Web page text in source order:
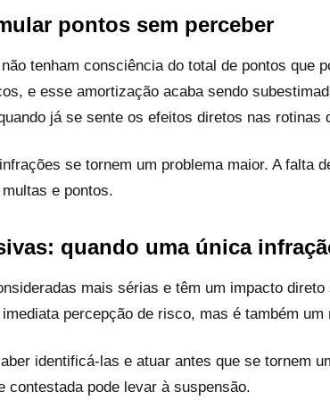
pontos sem perceber
tenham consciência do total de pontos que
e esse amortização acaba sendo
já se sente os efeitos diretos nas rotinas
se tornem um problema maior. A falta
e pontos.
quando uma única
mais sérias e têm um impacto
percepção de risco, mas é também
identificá-las e atuar antes que se tornem
contestada pode levar à suspensão.